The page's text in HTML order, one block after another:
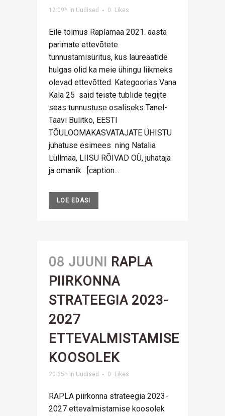
12:09h in Uudised 0 Likes
Eile toimus Raplamaa 2021. aasta
parimate ettevõtete
tunnustamisüritus, kus laureaatide
hulgas olid ka meie ühingu liikmeks
olevad ettevõtted. Kategoorias Vana
Kala 25 said teiste tublide tegijte
seas tunnustuse osaliseks Tanel-
Taavi Bulitko, EESTI
TÕULOOMAKASVATAJATE ÜHISTU
juhatuse esimees ning Natalia
Lüllmaa, LIISU RÕIVAD OÜ, juhataja
ja omanik . [caption...
LOE EDASI
08 JUUNI
RAPLA
PIIRKONNA
STRATEEGIA 2023-
2027
ETTEVALMISTAMISE
KOOSOLEK
20:35h in Uudised 0 Likes
RAPLA piirkonna strateegia 2023-
2027 ettevalmistamise koosolek